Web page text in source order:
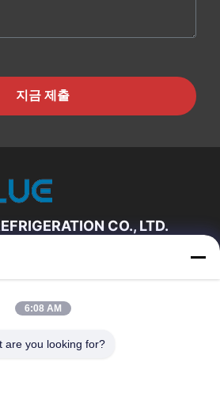
지금 제출
CO., LTD.
우리에 대하여
품질 관리
6:08 AM
are you looking for?